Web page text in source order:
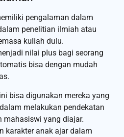
pengalaman dalam
penelitian ilmiah atau
kuliah dulu.
nilai plus bagi seorang
bisa dengan mudah
bisa digunakan mereka yang
melakukan pendekatan
mahasiswi yang diajar.
karakter anak ajar dalam